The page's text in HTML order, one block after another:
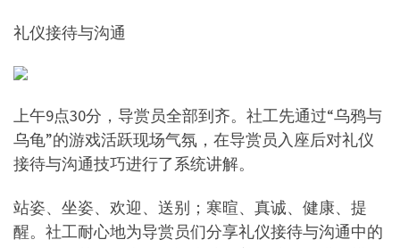
礼仪接待与沟通
上午9点30分，导赏员全部到齐。社工先通过“乌鸦与
乌龟”的游戏活跃现场气氛，在导赏员入座后对礼仪
接待与沟通技巧进行了系统讲解。
站姿、坐姿、欢迎、送别；寒暄、真诚、健康、提
醒。社工耐心地为导赏员们分享礼仪接待与沟通中的